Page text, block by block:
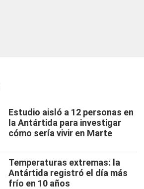
Estudio aisló a 12 personas en
la Antártida para investigar
cómo sería vivir en Marte
Temperaturas extremas: la
Antártida registró el día más
frío en 10 años